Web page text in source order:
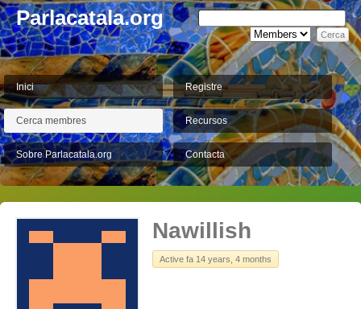
Parlacatala.org
Inici Registre
Cerca membres Recursos
Sobre Parlacatala.org Contacta
Nawillish
Active fa 14 years, 4 months